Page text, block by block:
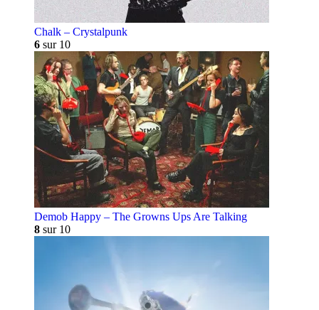
Chalk – Crystalpunk
6 sur 10
Demob Happy – The Growns Ups Are Talking
8 sur 10